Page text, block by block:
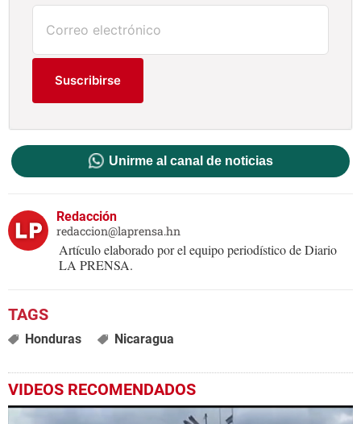
Suscribirse
Unirme al canal de noticias
Redacción
redaccion@laprensa.hn
Artículo elaborado por el equipo periodístico de Diario
LA PRENSA.
Honduras Nicaragua
VIDEOS RECOMENDADOS